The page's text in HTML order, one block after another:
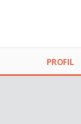
PROFIL